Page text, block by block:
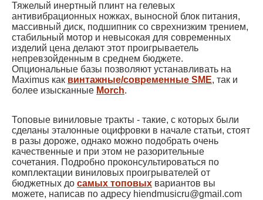
Тяжелый инертный плинт на гелевых
антивибрационных ножках, выносной блок питания,
массивный диск, подшипник со сврехнизким трением,
стабильный мотор и невысокая для современных
изделий цена делают этот проигрываетель
непревзойденным в среднем бюджете.
Опциональные базы позволяют устанавливать на
Maximus как винтажные/современные SME, так и
более изысканные Morch.
Топовые виниловые тракты - такие, с которых были
сделаны эталонные оцифровки в начале статьи, стоят
в разы дороже, однако можно подобрать очень
качественные и при этом не разорительные
сочетания. Подробно проконсультироваться по
комплектации виниловых проигрывателей от
бюджетных до самых топовых вариантов вы
можете, написав по адресу hiendmusicru@gmail.com